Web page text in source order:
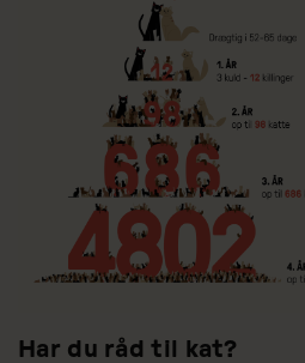
Har du råd til kat?